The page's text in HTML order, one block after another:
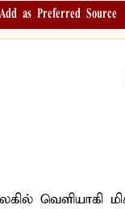
Add as Preferred Source
வெளியாகி